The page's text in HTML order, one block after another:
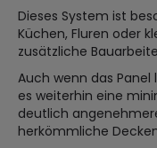
Dieses System ist
Küchen, Fluren oder
zusätzliche
Auch wenn das
es weiterhin eine
deutlich
herkömmliche